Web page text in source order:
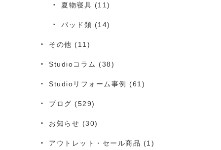
夏物寝具 (11)
パッド類 (14)
その他 (11)
Studioコラム (38)
Studioリフォーム事例 (61)
ブログ (529)
お知らせ (30)
アウトレット・セール商品 (1)